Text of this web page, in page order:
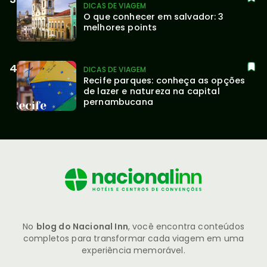
DICAS DE VIAGEM
O que conhecer em salvador: 3
melhores points
DICAS DE VIAGEM
Recife parques: conheça as opções
de lazer e natureza na capital
pernambucana
No blog do Nacional Inn, você encontra conteúdos
completos para transformar cada viagem em uma
experiência memorável.